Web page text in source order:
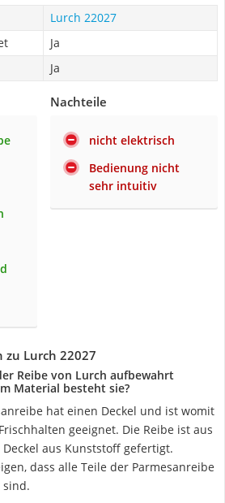
Lurch 22027
Ja
Ja
Nachteile
nicht elektrisch
Bedienung nicht
sehr intuitiv
Lurch 22027
Reibe von Lurch aufbewahrt
Material besteht sie?
hat einen Deckel und ist womit
geeignet. Die Reibe ist aus
aus Kunststoff gefertigt.
dass alle Teile der Parmesanreibe
sind.